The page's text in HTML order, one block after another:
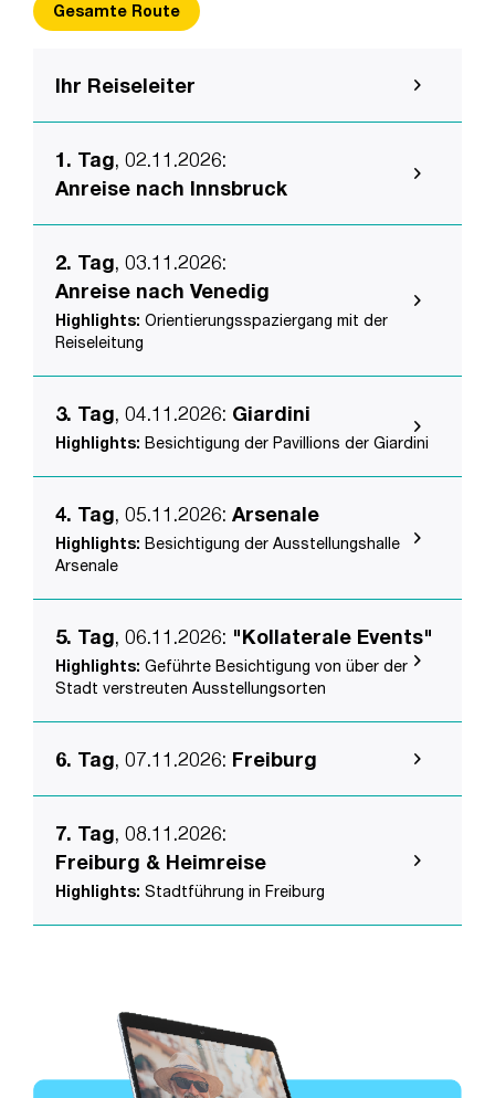
Gesamte Route
Ihr Reiseleiter
1. Tag, 02.11.2026:
Anreise nach Innsbruck
2. Tag, 03.11.2026:
Anreise nach Venedig
Highlights: Orientierungsspaziergang mit der
Reiseleitung
3. Tag, 04.11.2026: Giardini
Highlights: Besichtigung der Pavillions der Giardini
4. Tag, 05.11.2026: Arsenale
Highlights: Besichtigung der Ausstellungshalle
Arsenale
5. Tag, 06.11.2026: "Kollaterale Events"
Highlights: Geführte Besichtigung von über der
Stadt verstreuten Ausstellungsorten
6. Tag, 07.11.2026: Freiburg
7. Tag, 08.11.2026:
Freiburg & Heimreise
Highlights: Stadtführung in Freiburg